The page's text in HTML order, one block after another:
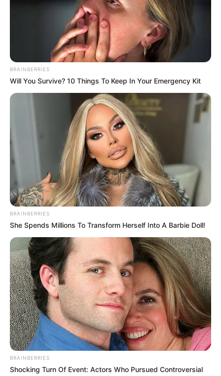
Μια σημαντική και δίκαιη ανάλυση της
ομιλίας του Πούτιν.. Ο οποίος δεν...
Σάββατο, 1 Οκτωβρίου 2022, 10:07
Μια σημαντική και δίκαιη ανάλυση...
ΙΡΙΔΙΖΟΝΤΕΣ ΘΩΡΑΚΕΣ
ΑΝΤΑΝΑΚΛΟΥΝ ΤΟ ΦΩΣ ΣΤΟ
ΣΤΕΡΕΩΜΑ ΚΑΙ ΣΦΡΑΓΙΖΟΥΝ
ΕΝΑΣ ΚΟΚΚΙΝΟΣ ΟΚΤΩΒΡΗΣ
ΞΕΚΙΝΑ.. Επιτέλους
μπαίνουμε σε αυτό
το_ΓΕΓΟΝΟΣ της ΘΥΕΛΛΑΣ
Σι και Πούτιν θα
συναντηθούν την επόμενη
εβδομάδα για πρώτη φορά
μετά...
BRICS: Η Ρωσία Και Η Ινδία
Δεν Χρειάζονται Πια Δολάριο
ΗΠΑ
BRAINBERRIES
Will You Survive? 10 Things To Keep In Your Emergency Kit
BRAINBERRIES
She Spends Millions To Transform Herself Into A Barbie Doll!
BRAINBERRIES
Shocking Turn Of Event: Actors Who Pursued Controversial